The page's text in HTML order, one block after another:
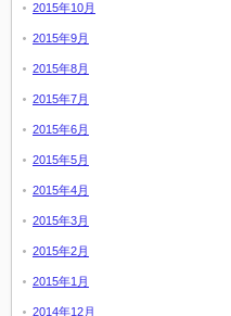
2015年10月
2015年9月
2015年8月
2015年7月
2015年6月
2015年5月
2015年4月
2015年3月
2015年2月
2015年1月
2014年12月